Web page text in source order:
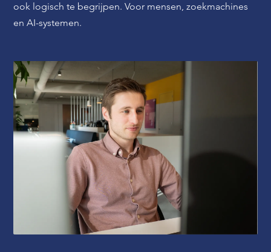
ook logisch te begrijpen. Voor mensen, zoekmachines
en AI-systemen.